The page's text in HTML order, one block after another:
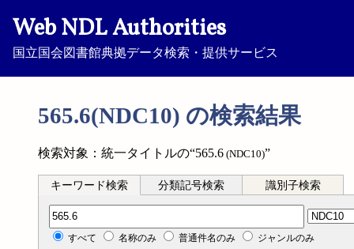
Web NDL Authorities
国立国会図書館典拠データ検索・提供サービス
565.6(NDC10) の検索結果
検索対象：統一タイトルの“565.6 (NDC10)”
キーワード検索 分類記号検索 識別子検索
分類記号検索
すべて 名称のみ 普通件名のみ ジャンルのみ